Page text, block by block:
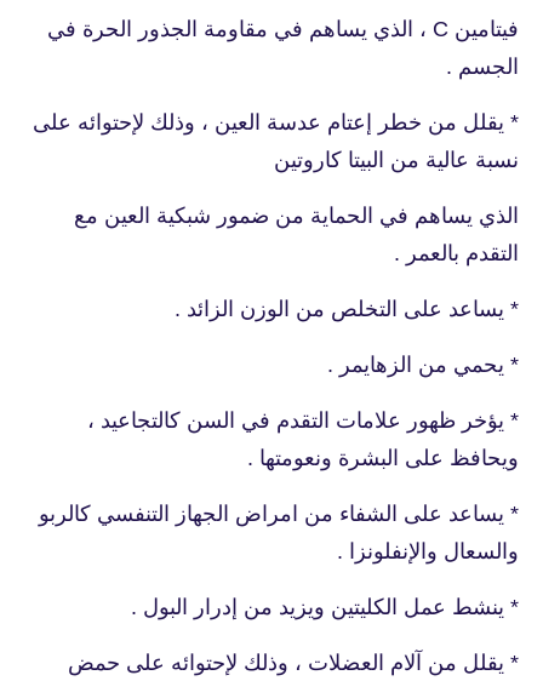
فيتامين C ، الذي يساهم في مقاومة الجذور الحرة في
الجسم .
* يقلل من خطر إعتام عدسة العين ، وذلك لإحتوائه على
نسبة عالية من البيتا كاروتين
الذي يساهم في الحماية من ضمور شبكية العين مع
التقدم بالعمر .
* يساعد على التخلص من الوزن الزائد .
* يحمي من الزهايمر .
* يؤخر ظهور علامات التقدم في السن كالتجاعيد ،
ويحافظ على البشرة ونعومتها .
* يساعد على الشفاء من امراض الجهاز التنفسي كالربو
والسعال والإنفلونزا .
* ينشط عمل الكليتين ويزيد من إدرار البول .
* يقلل من آلام العضلات ، وذلك لإحتوائه على حمض